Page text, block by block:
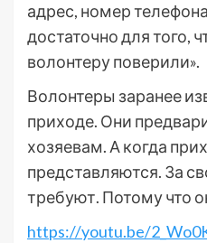
адрес, номер
достаточно для того,
волонтеру поверили».
Волонтеры заранее
приходе. Они
хозяевам. А когда
представляются. За
требуют. Потому что
https://youtu.be/